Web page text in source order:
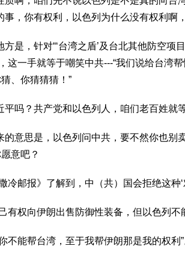
，你有权利，以色列为什么没有权利啊
是，针对“‘台湾之盾’及台北其他防空项
这一手就等于嘲笑中共---“我们说给台湾
、你猜猜猜！”
吗？共产党和以色列人，咱们老百姓就
的意思是，以色列问中共，要不然你也别
意吧？
冷邮报》了解到，中（共）国会拒绝这种‘
有权向伊朗出售防御性装备，但以色列不
不能帮台湾，至于我帮伊朗那是我的权利”